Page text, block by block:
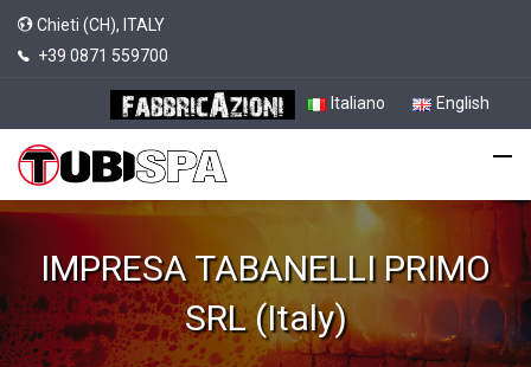
Chieti (CH), ITALY
+39 0871 559700
Italiano English
IMPRESA TABANELLI PRIMO
SRL (Italy)